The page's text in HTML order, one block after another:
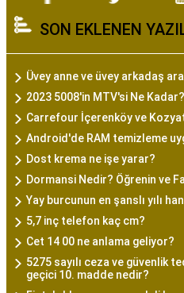
SON EKLENEN
Üvey anne ve üvey arkadaş
2023 5008'in MTV'si Ne Kadar?
Carrefour İçerenköy ve
Android'de RAM temizleme
Dost krema ne işe yarar?
Dormansi Nedir? Öğrenin ve
Yay burcunun en şanslı yılı
5,7 inç telefon kaç cm?
Cet 14 00 ne anlama geliyor?
5275 sayılı ceza ve güvenlik
geçici 10. madde nedir?